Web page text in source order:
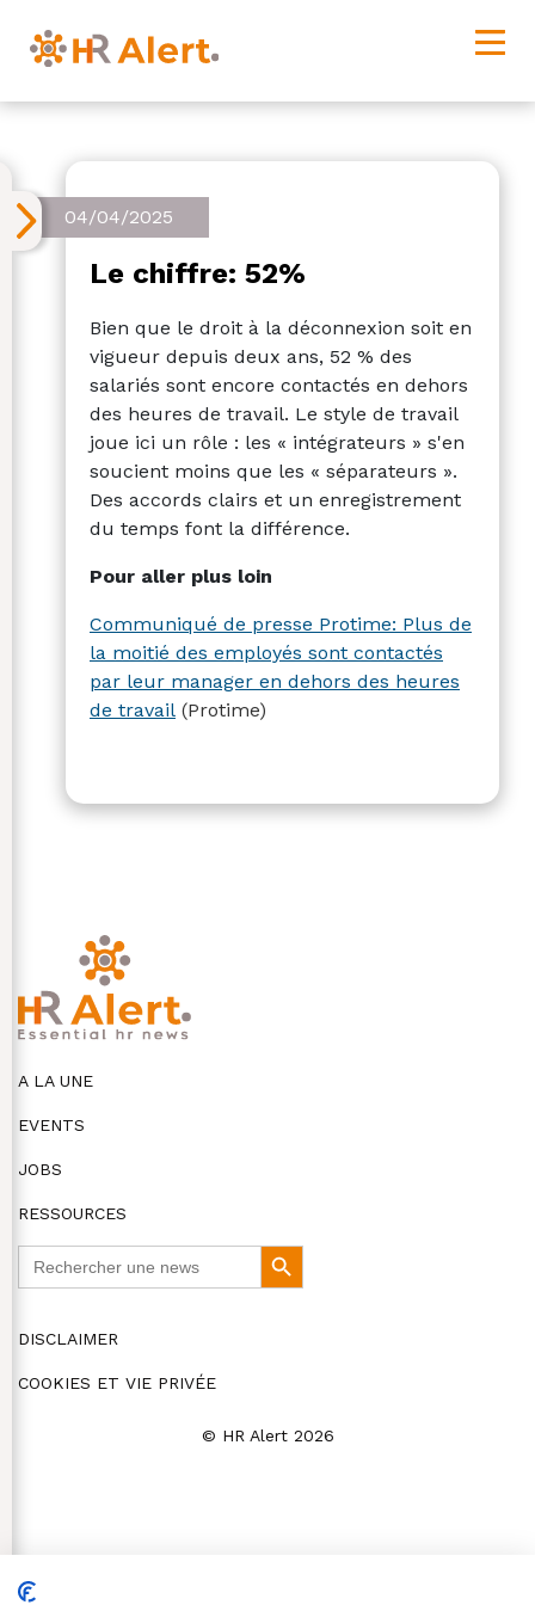
04/04/2025
Le chiffre: 52%
Bien que le droit à la déconnexion soit en
vigueur depuis deux ans, 52 % des
salariés sont encore contactés en dehors
des heures de travail. Le style de travail
joue ici un rôle : les « intégrateurs » s'en
soucient moins que les « séparateurs ».
Des accords clairs et un enregistrement
du temps font la différence.
Pour aller plus loin
Communiqué de presse Protime: Plus de
la moitié des employés sont contactés
par leur manager en dehors des heures
de travail (Protime)
A LA UNE
EVENTS
JOBS
RESSOURCES
Search
Button
DISCLAIMER
COOKIES ET VIE PRIVÉE
© HR Alert 2026